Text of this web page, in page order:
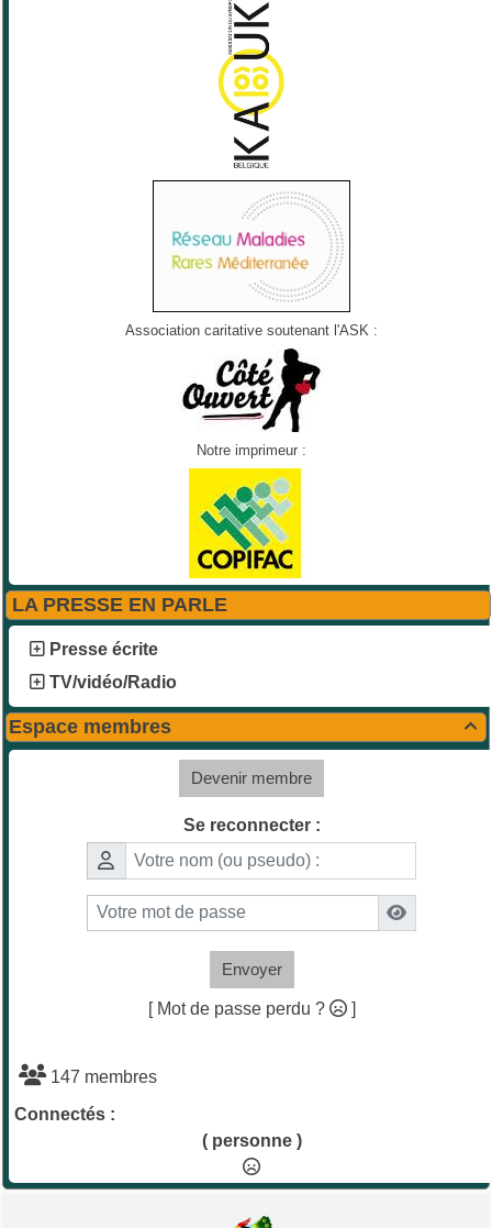
Association caritative soutenant l'ASK :
Notre imprimeur :
LA PRESSE EN PARLE
Presse écrite
TV/vidéo/Radio

Espace membres
Devenir membre
Se reconnecter :
Envoyer
[ Mot de passe perdu ? ]
147 membres
Connectés :
( personne )